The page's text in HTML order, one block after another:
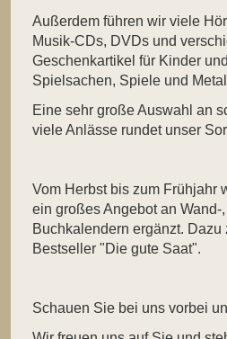
Außerdem führen wir viele
Musik-CDs, DVDs und
Geschenkartikel für Kinder
Spielsachen, Spiele und
Eine sehr große Auswahl an
viele Anlässe rundet unser
Vom Herbst bis zum Frühjahr
ein großes Angebot an Wand-
Buchkalendern ergänzt. Dazu
Bestseller "Die gute Saat".
Schauen Sie bei uns vorbei